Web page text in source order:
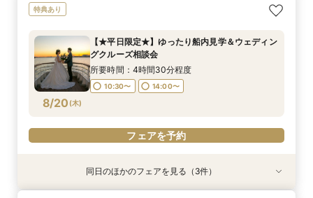
8/18(火)
【非日常空間へようこそ♪】豪華フレンチ試食×ラ
所要時間：4時間30分程度
8/18(火)
ここしかない★【船上で楽しむウェディングパー
ティー】豪華フレンチ試食×サンセットクルージ
所要時間：4時間30分程度
8/18(火)
【少人数での結婚式にオススメ！】じっくりご見
9:00〜
10:30〜
15:00〜
8/18(火)
【★平日限定★】ゆったり船内見学＆ウェディン
10:30〜 14:00〜
8/18(火)
9:00〜 10:30〜
8/18(火)
【オンライン相談会】お手軽３Dウォークでご見
10:30〜 13:00〜
特典あり
8/20 (木)
【★平日限定★】ゆったり船内見学＆ウェディン
グクルーズ相談会
所要時間：4時間30分程度
10:30〜 14:00〜
フェアを予約
特典あり同日のほかのフェアを見る（3件）